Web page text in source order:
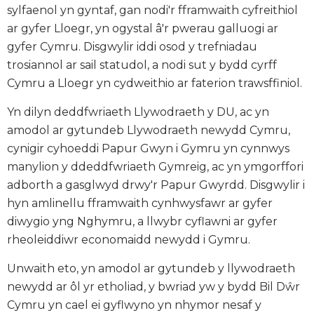
sylfaenol yn gyntaf, gan nodi'r fframwaith cyfreithiol
ar gyfer Lloegr, yn ogystal â'r pwerau galluogi ar
gyfer Cymru. Disgwylir iddi osod y trefniadau
trosiannol ar sail statudol, a nodi sut y bydd cyrff
Cymru a Lloegr yn cydweithio ar faterion trawsffiniol.
Yn dilyn deddfwriaeth Llywodraeth y DU, ac yn
amodol ar gytundeb Llywodraeth newydd Cymru,
cynigir cyhoeddi Papur Gwyn i Gymru yn cynnwys
manylion y ddeddfwriaeth Gymreig, ac yn ymgorffori
adborth a gasglwyd drwy'r Papur Gwyrdd. Disgwylir i
hyn amlinellu fframwaith cynhwysfawr ar gyfer
diwygio yng Nghymru, a llwybr cyflawni ar gyfer
rheoleiddiwr economaidd newydd i Gymru.
Unwaith eto, yn amodol ar gytundeb y llywodraeth
newydd ar ôl yr etholiad, y bwriad yw y bydd Bil Dŵr
Cymru yn cael ei gyflwyno yn nhymor nesaf y